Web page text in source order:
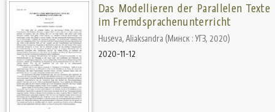
Das Modellieren der Parallelen Texte
im Fremdsprachenunterricht
Huseva, Aliaksandra (Минск : УГЗ, 2020)
2020-11-12